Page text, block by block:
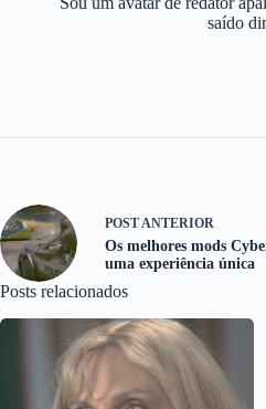
saído
POSTANTERIOR
Os melhores mods
uma experiência única
Posts relacionados